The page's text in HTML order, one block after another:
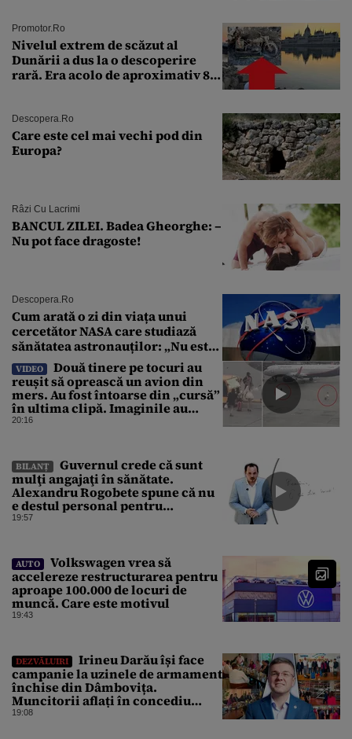
Promotor.ro
Nivelul extrem de scăzut al
Dunării a dus la o descoperire
rară. Era acolo de aproximativ 80
Descopera.ro
Care este cel mai vechi pod din
Europa?
Râzi Cu Lacrimi
BANCUL ZILEI. Badea Gheorghe: –
Nu pot face dragoste!
Descopera.ro
Cum arată o zi din viața unui
cercetător NASA care studiază
sănătatea astronauților: „Nu este
o știință complicată”
VIDEO
Două tinere pe tocuri au
reușit să oprească un avion din
mers. Au fost întoarse din „cursă”
în ultima clipă. Imaginile au
devenit virale
20:16
BILANȚ
Guvernul crede că sunt
mulţi angajaţi în sănătate.
Alexandru Rogobete spune că nu
e destul personal pentru
combaterea infecţiilor
19:57
AUTO
Volkswagen vrea să
accelereze restructurarea pentru
aproape 100.000 de locuri de
muncă. Care este motivul
19:43
DEZVĂLUIRI
Irineu Darău își face
campanie la uzinele de armament
închise din Dâmbovița.
Muncitorii aflați în concediu
forțat din cauza lipsei comenzilor
19:08